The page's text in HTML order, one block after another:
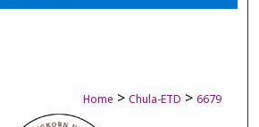
Home > Chula-ETD > 6679